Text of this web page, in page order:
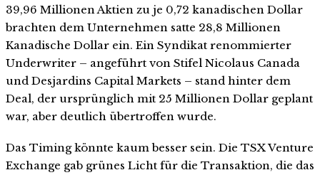
39,96 Millionen Aktien zu je 0,72 kanadischen Dollar
brachten dem Unternehmen satte 28,8 Millionen
Kanadische Dollar ein. Ein Syndikat renommierter
Underwriter – angeführt von Stifel Nicolaus Canada
und Desjardins Capital Markets – stand hinter dem
Deal, der ursprünglich mit 25 Millionen Dollar geplant
war, aber deutlich übertroffen wurde.
Das Timing könnte kaum besser sein. Die TSX Venture
Exchange gab grünes Licht für die Transaktion, die das